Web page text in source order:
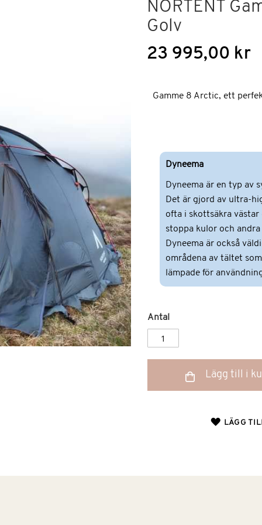
NORTENT
Golv
23 995,00 kr
Gamme 8 Arctic, ett
Dyneema
Dyneema är en typ av
Det är gjord av ultra-
ofta i skottsäkra
stoppa kulor och
Dyneema är också
områdena av tältet
lämpade för
Antal
Lägg till i
LÄGG